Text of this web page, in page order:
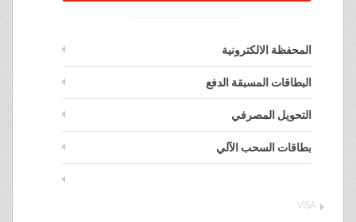
المحفظة الالكترونية
البطاقات المسبقة الدفع
التحويل المصرفي
بطاقات السحب الآلي
VISA